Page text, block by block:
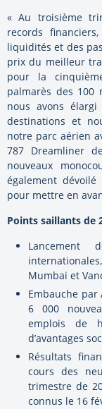
« Au troisième
records
liquidités et des
prix du meilleur
pour la
palmarès des 100
nous avons
destinations et
notre parc aérien
787 Dreamliner
nouveaux
également
pour mettre en
Points saillants de
Mumbai et
Embauche par
6 000
emplois de
d’avantages
Résultats
cours des
trimestre de
connus le 16